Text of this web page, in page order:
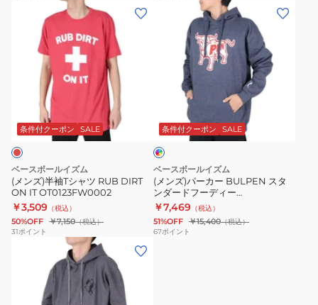
ャ
ツ
RUB
DIRT
ON
IT
OT0123FW0002
条件付クーポン SALE
ベースボールイズム
(メンズ)半袖Tシャツ RUB DIRT
ON IT OT0123FW0002
￥3,509 （税込）
50%OFF ￥7,150（税込）
31ポイント
BULPEN
ス
タ
ン
ダ
ー
ド
条件付クーポン SALE
イ
ン
デ
ィ
ブ
ル
ー
ベースボールイズム
(メンズ)パーカー BULPEN スタ
ンダードフーディー
OT0623FW0006
￥7,469 （税込）
51%OFF ￥15,400（税込）
67ポイント